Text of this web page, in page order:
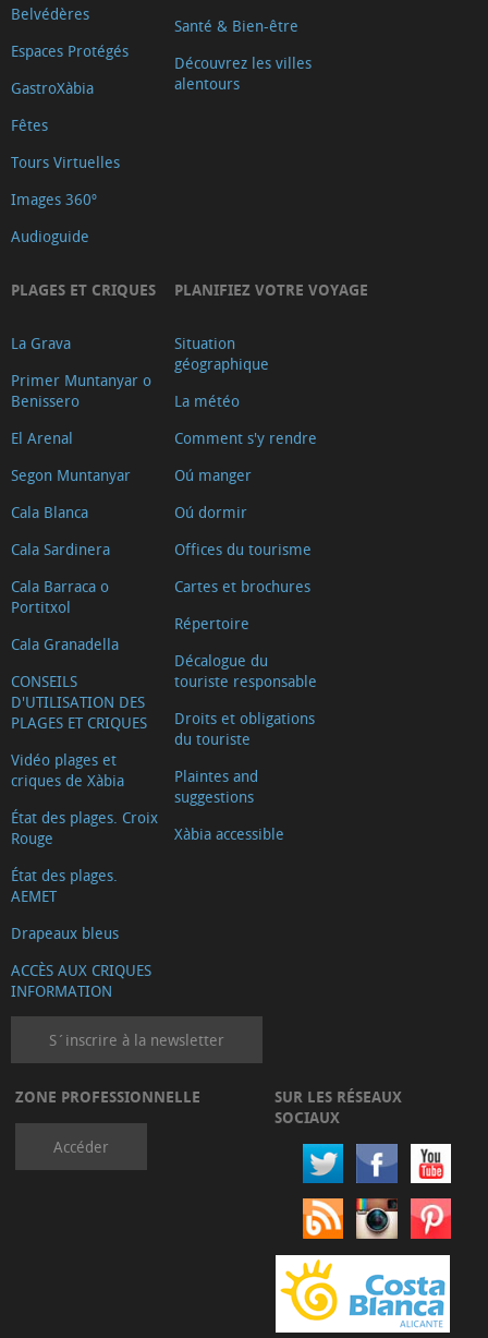
Belvédères
Espaces Protégés
GastroXàbia
Fêtes
Tours Virtuelles
Images 360º
Audioguide
Santé & Bien-être
Découvrez les villes
alentours
PLAGES ET CRIQUES
La Grava
Primer Muntanyar o
Benissero
El Arenal
Segon Muntanyar
Cala Blanca
Cala Sardinera
Cala Barraca o
Portitxol
Cala Granadella
CONSEILS
D'UTILISATION DES
PLAGES ET CRIQUES
Vidéo plages et
criques de Xàbia
État des plages. Croix
Rouge
État des plages.
AEMET
Drapeaux bleus
ACCÈS AUX CRIQUES
INFORMATION
PLANIFIEZ VOTRE VOYAGE
Situation
géographique
La météo
Comment s'y rendre
Oú manger
Oú dormir
Offices du tourisme
Cartes et brochures
Répertoire
Décalogue du
touriste responsable
Droits et obligations
du touriste
Plaintes and
suggestions
Xàbia accessible
S´inscrire à la newsletter
ZONE PROFESSIONNELLE
Accéder
SUR LES RÉSEAUX
SOCIAUX